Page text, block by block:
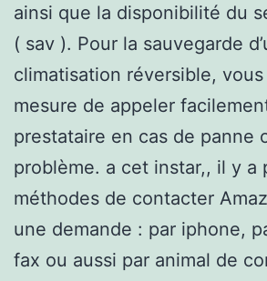
ainsi que la disponibilité du
( sav ). Pour la sauvegarde
climatisation réversible,
mesure de appeler
prestataire en cas de panne
problème. a cet instar,, il y a
méthodes de contacter
une demande : par iphone,
fax ou aussi par animal de